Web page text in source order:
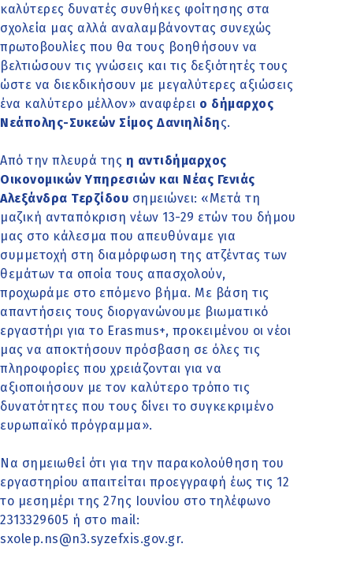
καλύτερες δυνατές συνθήκες φοίτησης στα
σχολεία μας αλλά αναλαμβάνοντας συνεχώς
πρωτοβουλίες που θα τους βοηθήσουν να
βελτιώσουν τις γνώσεις και τις δεξιότητές τους
ώστε να διεκδικήσουν με μεγαλύτερες αξιώσεις
ένα καλύτερο μέλλον» αναφέρει ο δήμαρχος
Νεάπολης-Συκεών Σίμος Δανιηλίδης.
Από την πλευρά της η αντιδήμαρχος
Οικονομικών Υπηρεσιών και Νέας Γενιάς
Αλεξάνδρα Τερζίδου σημειώνει: «Μετά τη
μαζική ανταπόκριση νέων 13-29 ετών του δήμου
μας στο κάλεσμα που απευθύναμε για
συμμετοχή στη διαμόρφωση της ατζέντας των
θεμάτων τα οποία τους απασχολούν,
προχωράμε στο επόμενο βήμα. Με βάση τις
απαντήσεις τους διοργανώνουμε βιωματικό
εργαστήρι για το Erasmus+, προκειμένου οι νέοι
μας να αποκτήσουν πρόσβαση σε όλες τις
πληροφορίες που χρειάζονται για να
αξιοποιήσουν με τον καλύτερο τρόπο τις
δυνατότητες που τους δίνει το συγκεκριμένο
ευρωπαϊκό πρόγραμμα».
Να σημειωθεί ότι για την παρακολούθηση του
εργαστηρίου απαιτείται προεγγραφή έως τις 12
το μεσημέρι της 27ης Ιουνίου στο τηλέφωνο
2313329605 ή στο mail:
sxolep.ns@n3.syzefxis.gov.gr.